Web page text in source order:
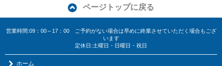
ページトップに戻る
営業時間:09：00～17：00 ご予約がない場合は早めに終業させていただく場合もござ
います
定休日:土曜日・日曜日・祝日
ホーム